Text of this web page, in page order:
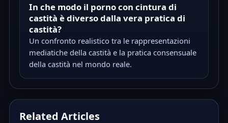
In che modo il porno con cintura di
castità è diverso dalla vera pratica di
castità?
Un confronto realistico tra le rappresentazioni
mediatiche della castità e la pratica consensuale
della castità nel mondo reale.
Related Articles